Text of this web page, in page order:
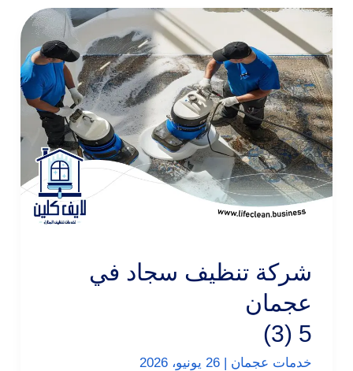
شركة تنظيف سجاد في
عجمان
5 (3)
خدمات عجمان | 26 يونيو، 2026